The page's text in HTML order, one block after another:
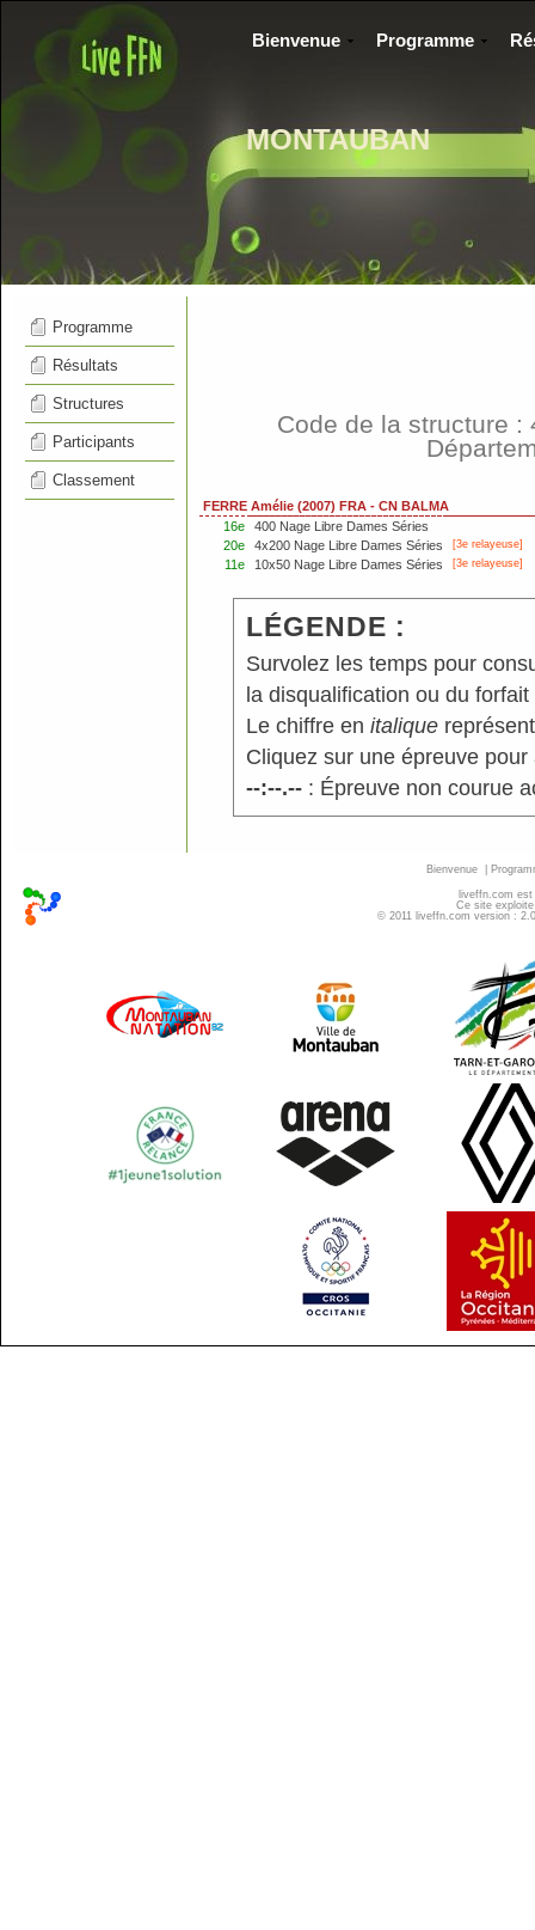
MONTAUBAN
Bienvenue Programme
Programme
Résultats
Structures
Participants
Classement
Code de la structure :
FERRE Amélie (2007) FRA - CN BALMA
16e
400 Nage Libre Dames Séries
20e
4x200 Nage Libre Dames Séries [3e relayeuse]
11e 10x50 Nage Libre Dames Séries [3e relayeuse]
LÉGENDE :
Survolez les temps pour
la disqualification ou du forfait
Le chiffre en italique
Cliquez sur une épreuve
--:--.--: Épreuve non courue
Bienvenue
liveffn.com
Ce site
© 2011 liveffn.com version :